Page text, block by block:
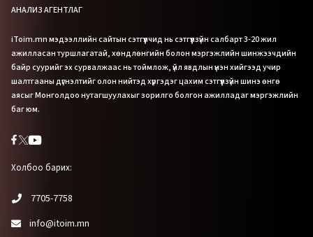
АНАЛИЗ АГЕНТЛАГ
iToim.mn мэдээллийн сайтын сэтгүүлчид нь сэтгүүлзүйн салбарт 3-20 жил
ажилласан туршлагатай, хөндлөнгийн болон мэргэжлийн шинжээчдийн
байр суурийг эх сурвалжаас нь тоймлож, үйл явдлын үнэн хийгээд учир
шалтгааны дүгнэлтийг олон нийтэд хүргэдэг цахим сэтгүүлзүйн шинэ өнгө
аясыг Монголдоо нутагшуулахыг зорилго болгон ажилладаг мэргэжлийн
баг юм.
Холбоо барих:
7705-7758
info@itoim.mn